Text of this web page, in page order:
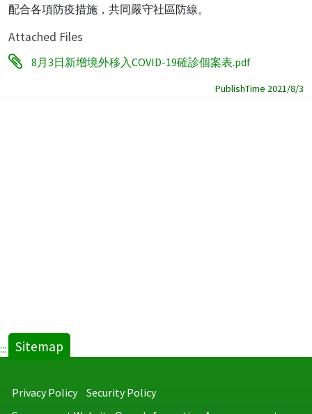
配合各項防疫措施，共同嚴守社區防線。
Attached Files
8月3日新增境外移入COVID-19確診個案表.pdf
PublishTime 2021/8/3
::: Sitemap
Privacy Policy
Security Policy